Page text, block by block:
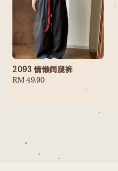
2093 慵懒阔腿裤
Regular
RM 49.90